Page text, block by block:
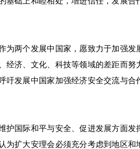
两个发展中国家，愿致力于加强发
经济、文化、科技等领域的差距而
吁发展中国家加强经济安全交流与
国际和平与安全、促进发展方面发
为扩大安理会必须充分考虑到地区